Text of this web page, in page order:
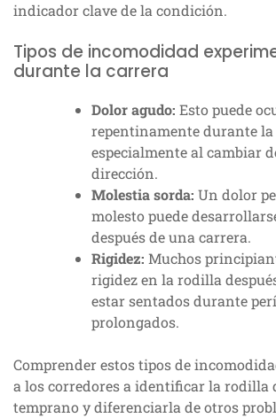
indicador clave de la condición.
Tipos de incomodidad
durante la carrera
Dolor agudo: Esto puede
repentinamente durante la
especialmente al cambiar
dirección.
Molestia sorda: Un dolor
molesto puede
después de una carrera.
Rigidez: Muchos
rigidez en la rodilla
estar sentados durante
prolongados.
Comprender estos tipos de
a los corredores a identificar la rodilla
temprano y diferenciarla de otros